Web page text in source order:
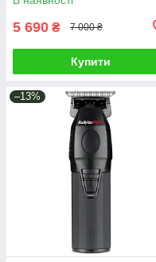
5 690 ₴ 7 000 ₴
Купити
–13%